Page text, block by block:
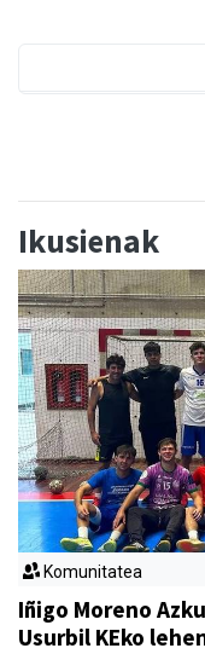
Ikusienak
Komunitatea
Iñigo Moreno
Usurbil KEko